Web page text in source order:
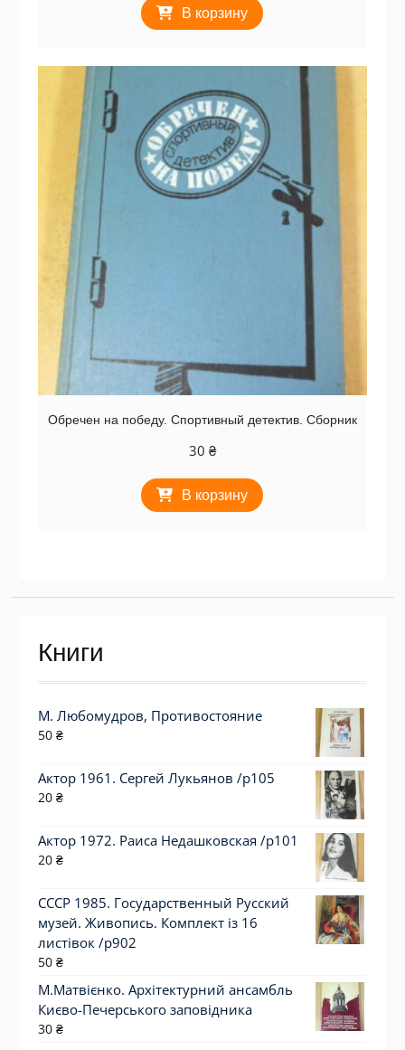
В корзину
Обречен на победу. Спортивный детектив. Сборник
30 ₴
В корзину
Книги
М. Любомудров, Противостояние
50 ₴
Актор 1961. Сергей Лукьянов /p105
20 ₴
Актор 1972. Раиса Недашковская /p101
20 ₴
СССР 1985. Государственный Русский
музей. Живопись. Комплект із 16
листівок /р902
50 ₴
М.Матвієнко. Архітектурний ансамбль
Києво-Печерського заповідника
30 ₴